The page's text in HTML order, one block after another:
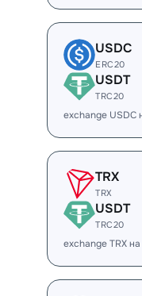
USDC
ERC20
USDT
TRC20
exchange USDC
TRX
TRX
USDT
TRC20
exchange TRX